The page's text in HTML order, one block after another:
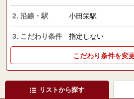
2. 沿線・駅 小田栄駅
3. こだわり条件 指定しない
こだわり条件を変
リストから探す